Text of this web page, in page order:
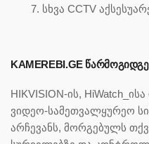
სხვა CCTV
KAMEREBI.GE
HIKVISION-ის,
ვიდეო-სამეთვალყურეო
არჩევანს, მორგებულს